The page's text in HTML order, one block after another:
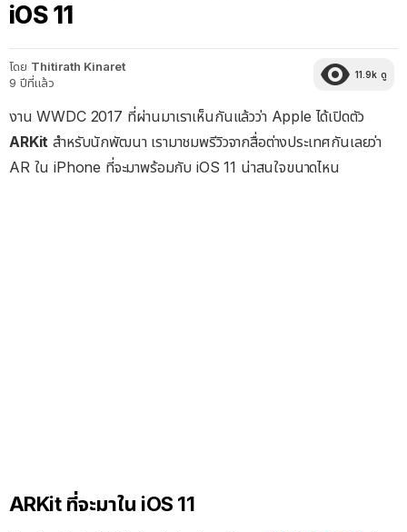
iOS 11
โดย Thitirath Kinaret
9 ปีที่แล้ว
11.9k ดู
งาน WWDC 2017 ที่ผ่านมาเราเห็นกันแล้วว่า Apple ได้เปิดตัว
ARKit สำหรับนักพัฒนา เรามาชมพรีวิวจากสื่อต่างประเทศกันเลยว่า
AR ใน iPhone ที่จะมาพร้อมกับ iOS 11 น่าสนใจขนาดไหน
ARKit ที่จะมาใน iOS 11